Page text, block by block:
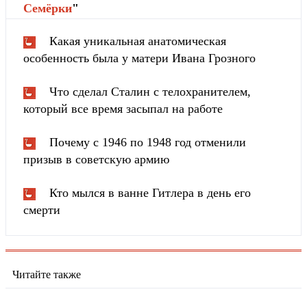
Cемёрки"
Какая уникальная анатомическая
особенность была у матери Ивана Грозного
Что сделал Сталин с телохранителем,
который все время засыпал на работе
Почему с 1946 по 1948 год отменили
призыв в советскую армию
Кто мылся в ванне Гитлера в день его
смерти
Читайте также